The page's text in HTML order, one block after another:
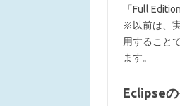
「Full
※以前は、
用すること
ます。
Eclipse